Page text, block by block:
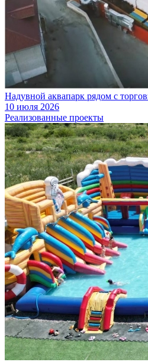
Надувной аквапарк рядом с
10 июля 2026
Реализованные проекты